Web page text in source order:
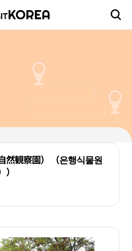
然観察園） （은행식물원